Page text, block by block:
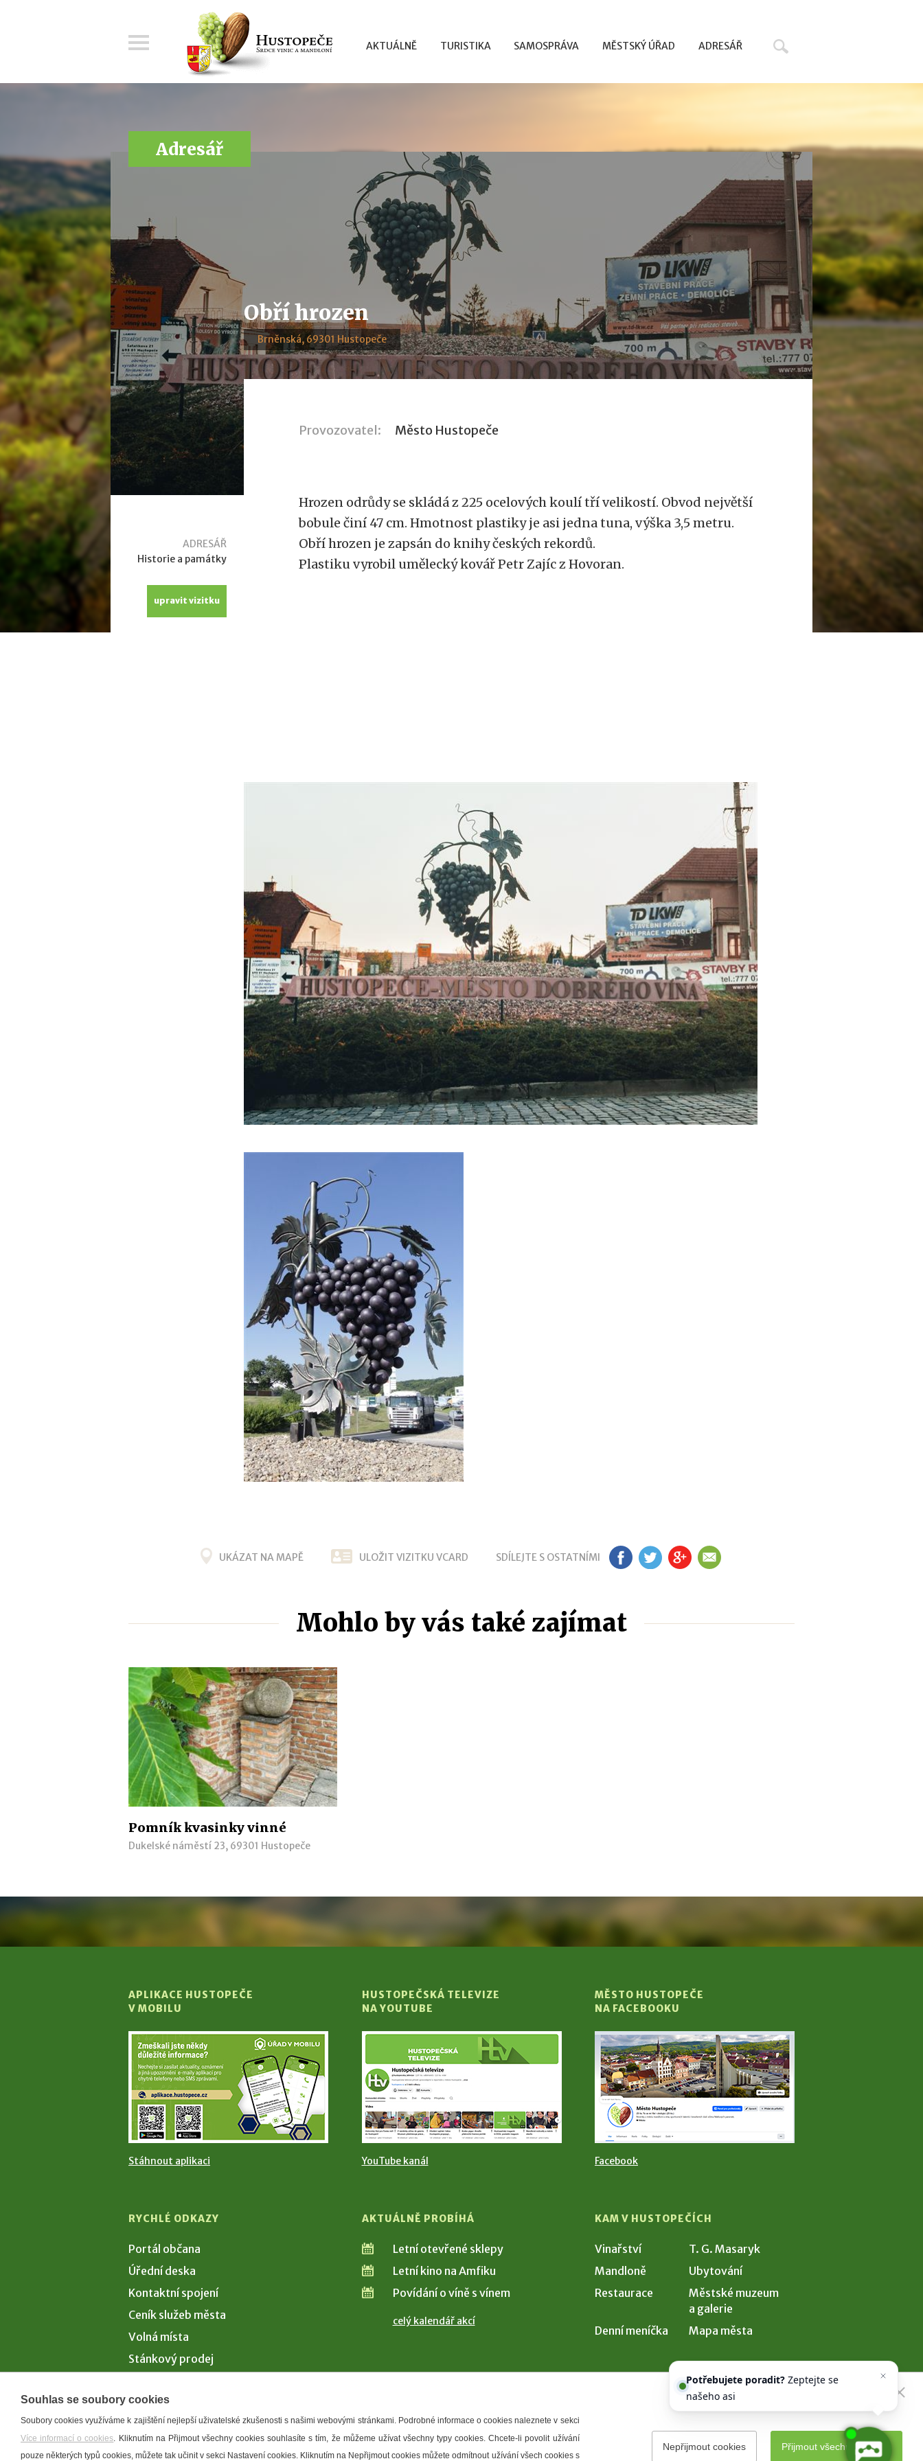
AKTUÁLNĚ TURISTIKA SAMOSPRÁVA MĚSTSKÝ ÚŘAD ADRESÁŘ
Adresář
Obří hrozen
Brněnská, 69301 Hustopeče
ADRESÁŘ
Historie a památky
upravit vizitku
Provozovatel: Město Hustopeče
Hrozen odrůdy se skládá z 225 ocelových koulí tří velikostí. Obvod největší
bobule činí 47 cm. Hmotnost plastiky je asi jedna tuna, výška 3,5 metru.
Obří hrozen je zapsán do knihy českých rekordů.
Plastiku vyrobil umělecký kovář Petr Zajíc z Hovoran.
UKÁZAT NA MAPĚ ULOŽIT VIZITKU VCARD SDÍLEJTE S OSTATNÍMI FB TW G+ EM
Mohlo by vás také zajímat
Pomník kvasinky vinné
Dukelské náměstí 23, 69301 Hustopeče
APLIKACE HUSTOPEČE
V MOBILU
Stáhnout aplikaci
HUSTOPEČSKÁ TELEVIZE
NA YOUTUBE
YouTube kanál
MĚSTO HUSTOPEČE
NA FACEBOOKU
Facebook
RYCHLÉ ODKAZY
Portál občana
Úřední deska
Kontaktní spojení
Ceník služeb města
Volná místa
Stánkový prodej
AKTUÁLNĚ PROBÍHÁ
Letní otevřené sklepy
Letní kino na Amfiku
Povídání o víně s vínem
celý kalendář akcí
KAM V HUSTOPEČÍCH
Vinařství
T. G. Masaryk
Mandloně
Ubytování
Restaurace
Městské muzeum
a galerie
Denní meníčka
Mapa města
Souhlas se soubory cookies
Soubory cookies využíváme k zajištění nejlepší uživatelské zkušenosti s našimi webovými stránkami. Podrobné informace o cookies naleznete v sekci
Více informací o cookies. Kliknutím na Přijmout všechny cookies souhlasíte s tím, že můžeme užívat všechny typy cookies. Chcete-li povolit užívání
pouze některých typů cookies, můžete tak učinit v sekci Nastavení cookies. Kliknutím na Nepřijmout cookies můžete odmítnout užívání všech cookies s
Přijmout všechny cookies
Nepřijmout cookies
Potřebujete poradit?Zeptejte se
našeho asistenta